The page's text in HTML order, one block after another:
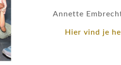
Annette
Hier vind je